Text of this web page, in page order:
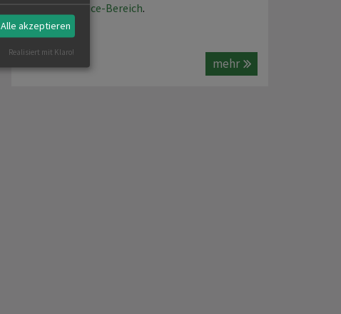
unserem Service-Bereich.
mehr
Alle akzeptieren
Realisiert mit Klaro!